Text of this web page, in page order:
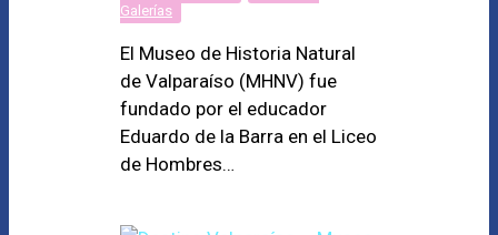
Galerías
El Museo de Historia Natural
de Valparaíso (MHNV) fue
fundado por el educador
Eduardo de la Barra en el Liceo
de Hombres…